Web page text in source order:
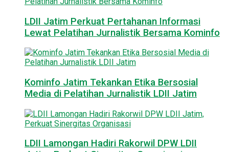
LDII Jatim Perkuat Pertahanan Informasi
Lewat Pelatihan Jurnalistik Bersama Kominfo
Kominfo Jatim Tekankan Etika Bersosial
Media di Pelatihan Jurnalistik LDII Jatim
LDII Lamongan Hadiri Rakorwil DPW LDII